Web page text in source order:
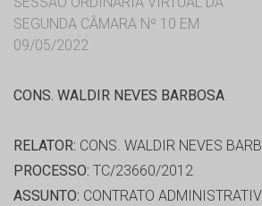
SEGUNDA CÂMARA Nº 10 EM
09/05/2022
CONS. WALDIR NEVES BARBOSA
RELATOR: CONS. WALDIR NEVES
PROCESSO: TC/23660/2012
ASSUNTO: CONTRATO